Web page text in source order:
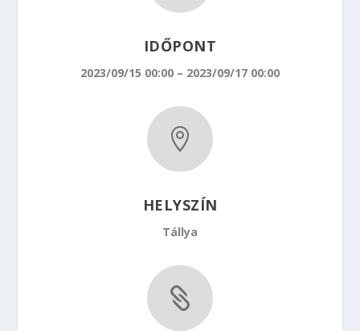
IDŐPONT
2023/09/15 00:00 – 2023/09/17 00:00

HELYSZÍN
Tállya
